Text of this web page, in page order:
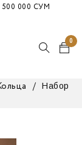
500 000 СУМ
0
/
Набор